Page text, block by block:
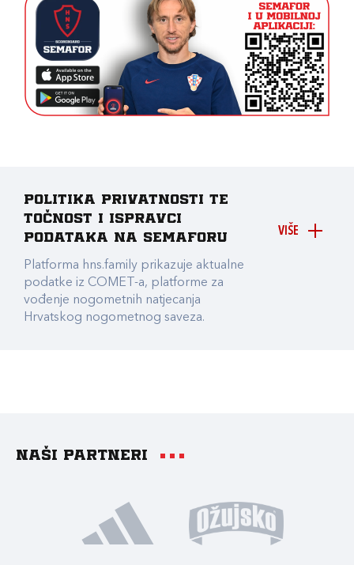
VIŠE
Politika privatnosti te
točnost i ispravci
podataka na Semaforu
Platforma hns.family prikazuje aktualne
podatke iz COMET-a, platforme za
vođenje nogometnih natjecanja
Hrvatskog nogometnog saveza.
Naši partneri